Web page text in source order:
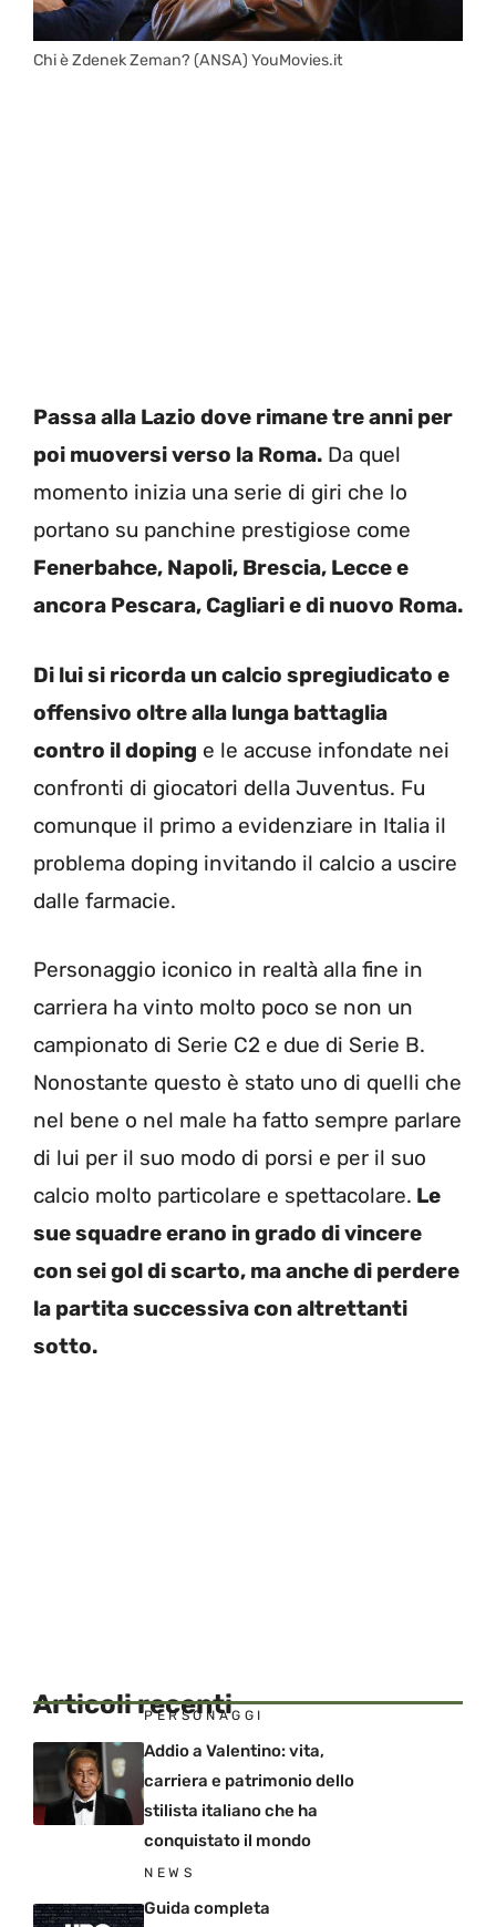
Chi è Zdenek Zeman? (ANSA) YouMovies.it
Passa alla Lazio dove rimane tre anni per
poi muoversi verso la Roma. Da quel
momento inizia una serie di giri che lo
portano su panchine prestigiose come
Fenerbahce, Napoli, Brescia, Lecce e
ancora Pescara, Cagliari e di nuovo Roma.
Di lui si ricorda un calcio spregiudicato e
offensivo oltre alla lunga battaglia
contro il doping e le accuse infondate nei
confronti di giocatori della Juventus. Fu
comunque il primo a evidenziare in Italia il
problema doping invitando il calcio a uscire
dalle farmacie.
Personaggio iconico in realtà alla fine in
carriera ha vinto molto poco se non un
campionato di Serie C2 e due di Serie B.
Nonostante questo è stato uno di quelli che
nel bene o nel male ha fatto sempre parlare
di lui per il suo modo di porsi e per il suo
calcio molto particolare e spettacolare. Le
sue squadre erano in grado di vincere
con sei gol di scarto, ma anche di perdere
la partita successiva con altrettanti
sotto.
Articoli recenti
PERSONAGGI
Addio a Valentino: vita,
carriera e patrimonio dello
stilista italiano che ha
conquistato il mondo
NEWS
Guida completa